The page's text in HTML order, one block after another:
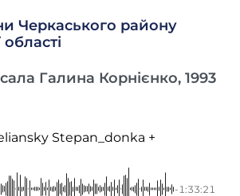
Черкаського району
Галина Корнієнко, 1993
Stepan_donka +
-1:33:21